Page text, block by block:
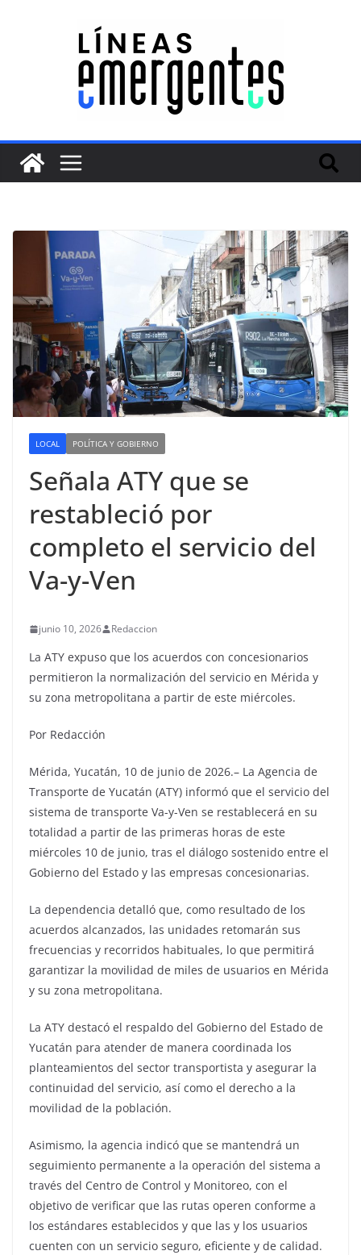
LOCAL POLÍTICA Y GOBIERNO
Señala ATY que se
restableció por
completo el servicio del
Va-y-Ven
junio 10, 2026 Redaccion
La ATY expuso que los acuerdos con concesionarios
permitieron la normalización del servicio en Mérida y
su zona metropolitana a partir de este miércoles.
Por Redacción
Mérida, Yucatán, 10 de junio de 2026.– La Agencia de
Transporte de Yucatán (ATY) informó que el servicio del
sistema de transporte Va-y-Ven se restablecerá en su
totalidad a partir de las primeras horas de este
miércoles 10 de junio, tras el diálogo sostenido entre el
Gobierno del Estado y las empresas concesionarias.
La dependencia detalló que, como resultado de los
acuerdos alcanzados, las unidades retomarán sus
frecuencias y recorridos habituales, lo que permitirá
garantizar la movilidad de miles de usuarios en Mérida
y su zona metropolitana.
La ATY destacó el respaldo del Gobierno del Estado de
Yucatán para atender de manera coordinada los
planteamientos del sector transportista y asegurar la
continuidad del servicio, así como el derecho a la
movilidad de la población.
Asimismo, la agencia indicó que se mantendrá un
seguimiento permanente a la operación del sistema a
través del Centro de Control y Monitoreo, con el
objetivo de verificar que las rutas operen conforme a
los estándares establecidos y que las y los usuarios
cuenten con un servicio seguro, eficiente y de calidad.